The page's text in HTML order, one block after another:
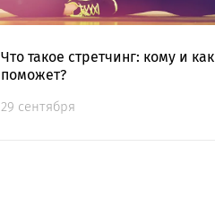
Что такое стретчинг: кому и как
поможет?
29 сентября